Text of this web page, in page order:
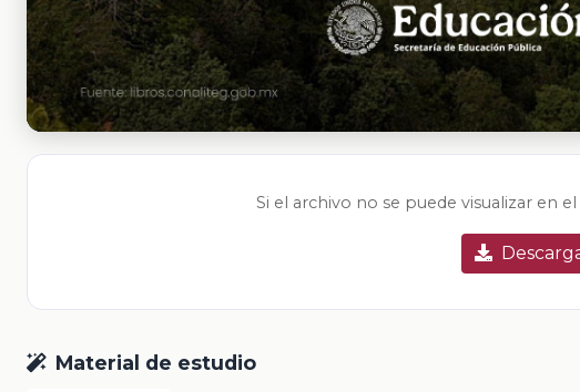
Si el archivo no se puede visualizar en
Material de estudio